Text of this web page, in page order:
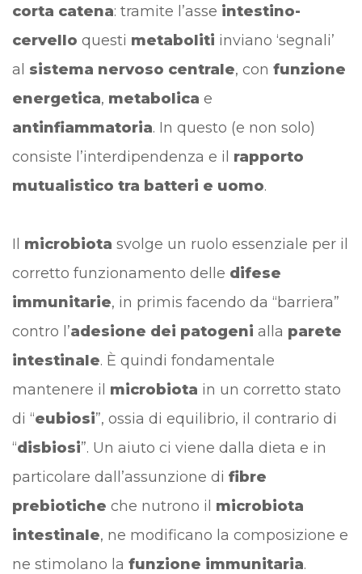
corta catena: tramite l’asse intestino-
cervello questi metaboliti inviano ‘segnali’
al sistema nervoso centrale, con funzione
energetica, metabolica e
antinfiammatoria. In questo (e non solo)
consiste l’interdipendenza e il rapporto
mutualistico tra batteri e uomo.
Il microbiota svolge un ruolo essenziale per il
corretto funzionamento delle difese
immunitarie, in primis facendo da “barriera”
contro l’adesione dei patogeni alla parete
intestinale. È quindi fondamentale
mantenere il microbiota in un corretto stato
di “eubiosi”, ossia di equilibrio, il contrario di
“disbiosi”. Un aiuto ci viene dalla dieta e in
particolare dall’assunzione di fibre
prebiotiche che nutrono il microbiota
intestinale, ne modificano la composizione e
ne stimolano la funzione immunitaria.